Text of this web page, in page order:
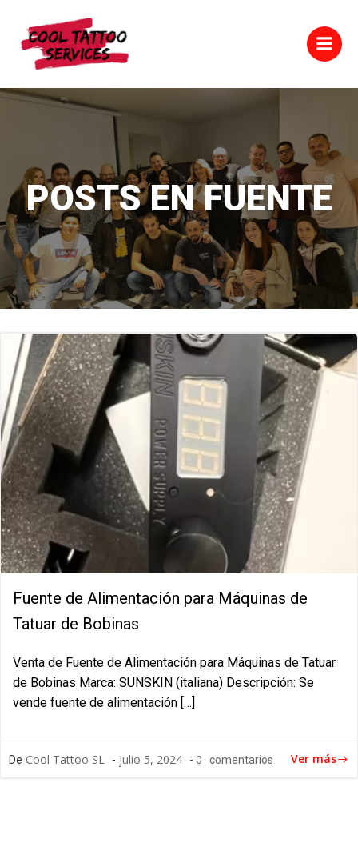
POSTS EN FUENTE
Fuente de Alimentación para Máquinas de
Tatuar de Bobinas
Venta de Fuente de Alimentación para Máquinas de Tatuar
de Bobinas Marca: SUNSKIN (italiana) Descripción: Se
vende fuente de alimentación […]
De Cool Tattoo SL - julio 5, 2024 - 0 comentarios Ver más